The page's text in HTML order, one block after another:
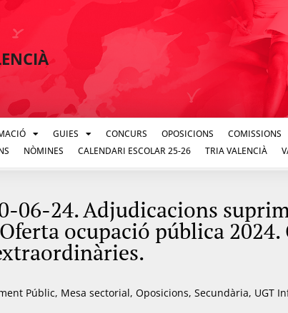
GUIES CONCURS OPOSICIONS COMISSIONS
NÒMINES CALENDARI ESCOLAR 25-26 TRIA VALENCIÀ
06-24. Adjudicacions
ocupació pública
Públic, Mesa sectorial, Oposicions, Secundària, UGT